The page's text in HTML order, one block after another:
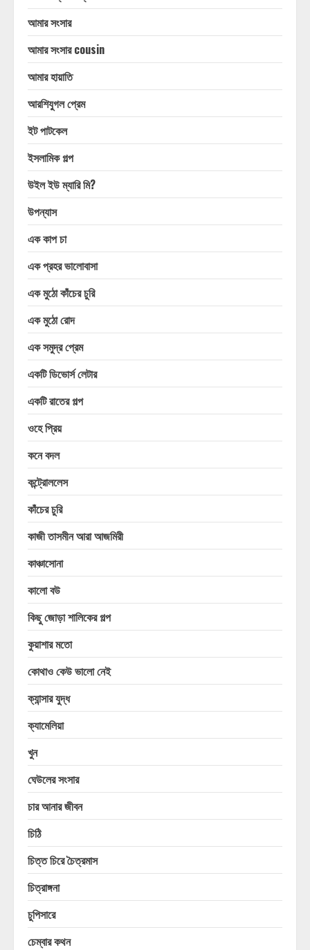
আমার সংসার
আমার সংসার cousin
আমার হায়াতি
আরশিযুগল প্রেম
ইট পাটকেল
ইসলামিক গল্প
উইল ইউ ম্যারি মি?
উপন্যাস
এক কাপ চা
এক প্রহর ভালোবাসা
এক মুঠো কাঁচের চুরি
এক মুঠো রোদ
এক সমুদ্র প্রেম
একটি ডিভোর্স লেটার
একটি রাতের গল্প
ওহে প্রিয়
কনে বদল
কন্ট্রোললেস
কাঁচের চুরি
কাজী তাসমীন আরা আজমিরী
কাঞ্চাসোনা
কালো বউ
কিছু জোড়া শালিকের গল্প
কুয়াশার মতো
কোথাও কেউ ভালো নেই
ক্যান্সার যুদ্ধ
ক্যামেলিয়া
খুন
ঘেউলের সংসার
চার আনার জীবন
চিঠি
চিত্ত চিরে চৈত্রমাস
চিত্রাঙ্গনা
চুপিসারে
চেম্বার কথন